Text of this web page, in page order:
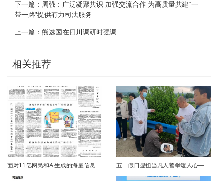
下一篇： 周强：广泛凝聚共识 加强交流合作 为高质量共建“一
带一路”提供有力司法服务
上一篇： 熊选国在四川调研时强调
相关推荐